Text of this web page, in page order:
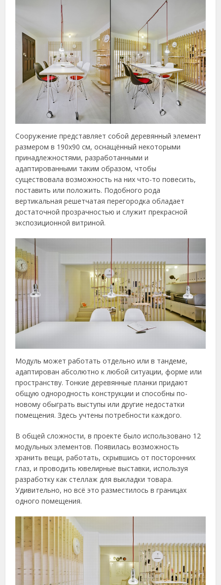
Сооружение представляет собой деревянный элемент
размером в 190х90 см, оснащённый некоторыми
принадлежностями, разработанными и
адаптированными таким образом, чтобы
существовала возможность на них что-то повесить,
поставить или положить. Подобного рода
вертикальная решетчатая перегородка обладает
достаточной прозрачностью и служит прекрасной
экспозиционной витриной.
Модуль может работать отдельно или в тандеме,
адаптирован абсолютно к любой ситуации, форме или
пространству. Тонкие деревянные планки придают
общую однородность конструкции и способны по-
новому обыграть выступы или другие недостатки
помещения. Здесь учтены потребности каждого.
В общей сложности, в проекте было использовано 12
модульных элементов. Появилась возможность
хранить вещи, работать, скрывшись от посторонних
глаз, и проводить ювелирные выставки, используя
разработку как стеллаж для выкладки товара.
Удивительно, но всё это разместилось в границах
одного помещения.